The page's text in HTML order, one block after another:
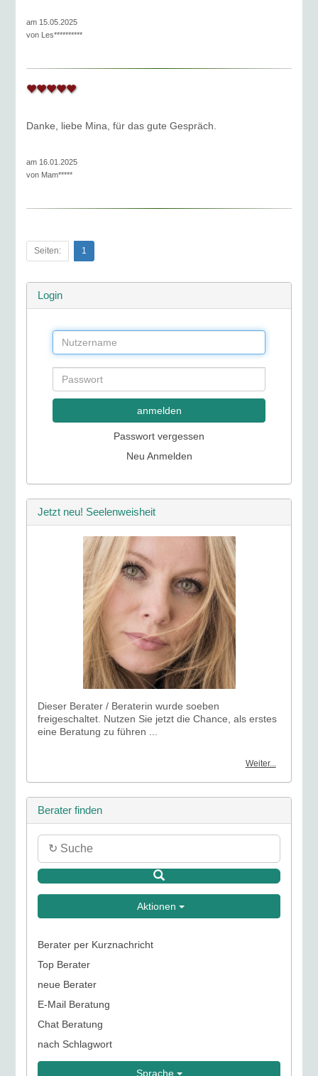
am 15.05.2025
von Les**********
Danke, liebe Mina, für das gute Gespräch.
am 16.01.2025
von Mam*****
Seiten: 1
Login
anmelden
Passwort vergessen
Neu Anmelden
Jetzt neu! Seelenweisheit
Dieser Berater / Beraterin wurde soeben
freigeschaltet. Nutzen Sie jetzt die Chance, als erstes
eine Beratung zu führen ...
Weiter...
Berater finden
Aktionen
Berater per Kurznachricht
Top Berater
neue Berater
E-Mail Beratung
Chat Beratung
nach Schlagwort
Sprache